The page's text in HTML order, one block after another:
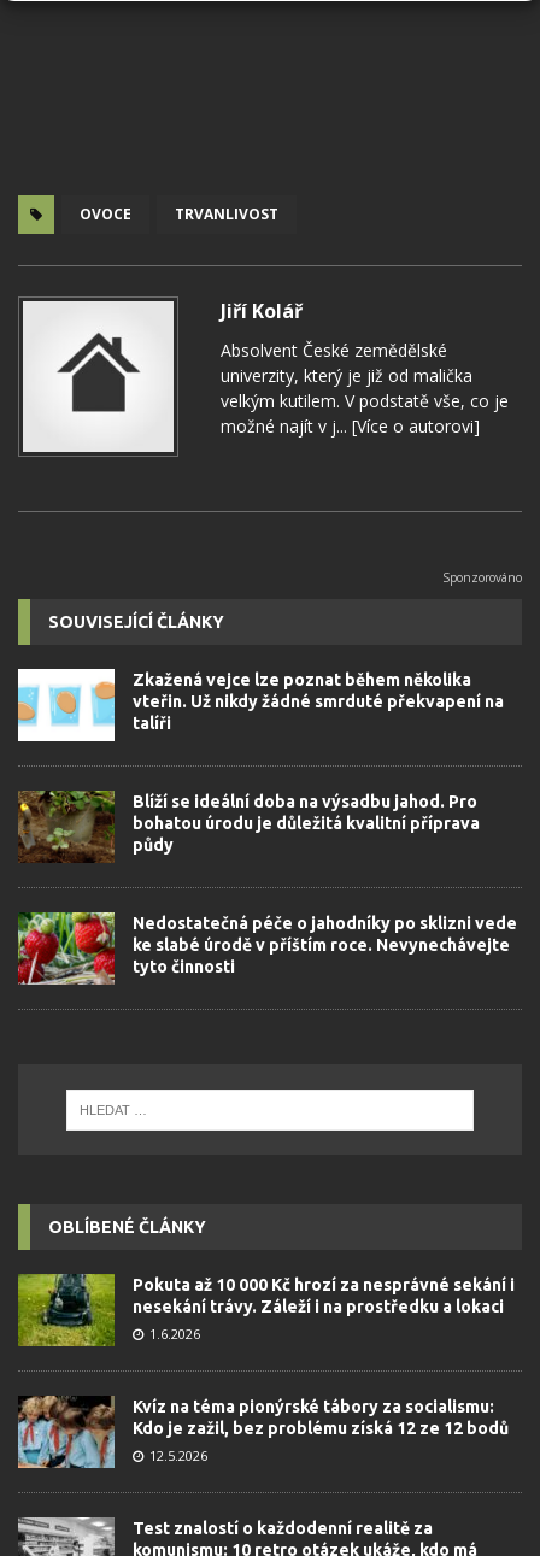
OVOCE TRVANLIVOST
Jiří Kolář
Absolvent České zemědělské
univerzity, který je již od malička
velkým kutilem. V podstatě vše, co je
možné najít v j... [Více o autorovi]
SOUVISEJÍCÍ ČLÁNKY
Zkažená vejce lze poznat během několika
vteřin. Už nikdy žádné smrduté překvapení na
talíři
Blíží se ideální doba na výsadbu jahod. Pro
bohatou úrodu je důležitá kvalitní příprava
půdy
Nedostatečná péče o jahodníky po sklizni vede
ke slabé úrodě v příštím roce. Nevynechávejte
tyto činnosti
OBLÍBENÉ ČLÁNKY
Pokuta až 10 000 Kč hrozí za nesprávné sekání i
nesekání trávy. Záleží i na prostředku a lokaci
1.6.2026
Kvíz na téma pionýrské tábory za socialismu:
Kdo je zažil, bez problému získá 12 ze 12 bodů
12.5.2026
Test znalostí o každodenní realitě za
komunismu: 10 retro otázek ukáže, kdo má